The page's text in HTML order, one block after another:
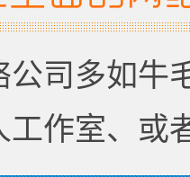
公司多如牛
工作室、或